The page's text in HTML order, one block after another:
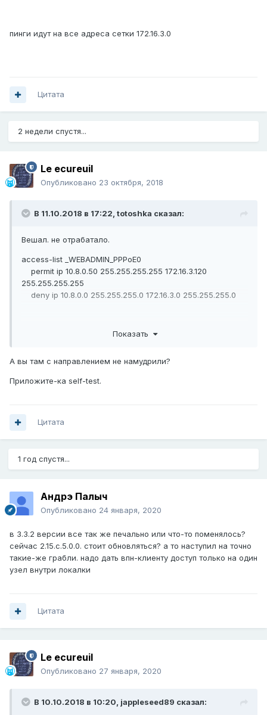
пинги идут на все адреса сетки 172.16.3.0
Цитата
2 недели спустя...
Le ecureuil
Опубликовано 23 октября, 2018
В 11.10.2018 в 17:22, totoshka сказал:
Вешал. не отрабатало.
access-list _WEBADMIN_PPPoE0
permit ip 10.8.0.50 255.255.255.255 172.16.3.120
255.255.255.255
deny ip 10.8.0.0 255.255.255.0 172.16.3.0 255.255.255.0
пинги идут на все адреса сетки 172.16.3.0
Показать
А вы там с направлением не намудрили?
Приложите-ка self-test.
Цитата
1 год спустя...
Андрэ Палыч
Опубликовано 24 января, 2020
в 3.3.2 версии все так же печально или что-то поменялось?
сейчас 2.15.с.5.0.0. стоит обновляться? а то наступил на точно
такие-же грабли. надо дать впн-клиенту доступ только на один
узел внутри локалки
Цитата
Le ecureuil
Опубликовано 27 января, 2020
В 10.10.2018 в 10:20, jappleseed89 сказал: